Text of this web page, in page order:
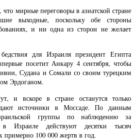
мирные переговоры в азиатской стране
выходные, поскольку обе стороны
и ни одна из сторон не желает
для Израиля президент Египта
посетит Анкару 4 сентября, чтобы
Судана и Сомали со своим турецким
Эрдоганом.
и вскоре в стране останутся только
источники в Моссаде. По данным
группы по наблюдению за
Израиле действуют десятки тысяч
примерно 100 000 жертв в год.